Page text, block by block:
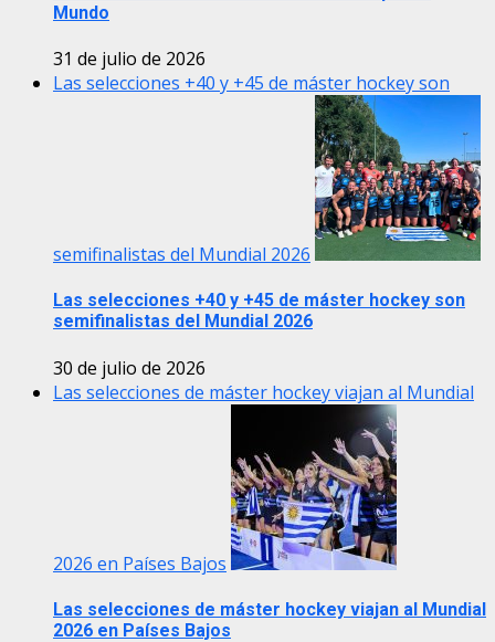
Mundo
31 de julio de 2026
Las selecciones +40 y +45 de máster hockey son
semifinalistas del Mundial 2026
Las selecciones +40 y +45 de máster hockey son
semifinalistas del Mundial 2026
30 de julio de 2026
Las selecciones de máster hockey viajan al Mundial
2026 en Países Bajos
Las selecciones de máster hockey viajan al Mundial
2026 en Países Bajos